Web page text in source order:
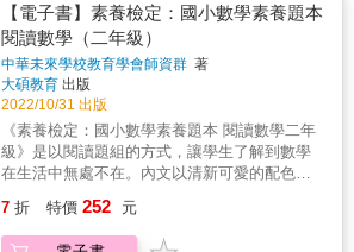
且有深度的文章，讓學生能夠感受到文字的魅
力，並培育國小生的基礎語文能力，逐漸適應
長文閱讀，加強文學、文化、評析、審美與感
知的素養。題目後面也附上閱讀自我檢測，在
檢測的過程中掌握學習情形，為未來的素養做
好準備。 素養其實並不難！5大看點快速掌
握要領 1.趣味性文本引發閱讀動機 2.引
導學生循序漸進地思考 3.充分掌握自我學
詳盡的解題觀念一看就懂 現今「素養」正
是生活與未來升學的關鍵，此書將帶領國小生
有趣且有深度的文章，讓學生能夠感受到文字
的魅力，並培育國小生的基礎語文能力，逐漸
適應長文閱讀，加強文學、文化、評析、審美
與感知的素養。題目後面也附上閱讀自我檢
測，在檢測的過程中掌握學習情形，為未來的
素養做好準備。素養其實並不難！5大看點快速
掌握要領1.趣味性文本引發閱讀動機2.引導學生
循序漸進地思考3.充分掌握自我學習的狀況4.練
習題目以龔固素養要點5.詳盡的解題觀念一看
就懂現今「素養」正是生活與未來升學的關
透過綜合練習的方式，希望提升國小生閱讀思
【電子書】素養檢定：國小數學素養題本
閱讀數學（二年級）
中華未來學校教育學會師資群 著
大碩教育 出版
2022/10/31 出版
《素養檢定：國小數學素養題本 閱讀數學二年
級》是以閱讀題組的方式，讓學生了解到數學
在生活中無處不在。內文以清新可愛的配色做
感的手繪圖片，讓學生做題目多了一種俏皮的
療癒感。包羅萬象的生活題目，搭配課綱的數
7 折 特價 252 元